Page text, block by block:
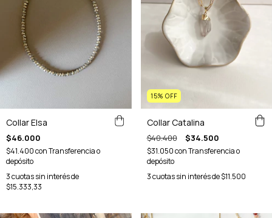
Collar Elsa
$46.000
$41.400conTransferencia o
depósito
3cuotas sin interés de
$15.333,33
15% OFF
Collar Catalina
$40.400 $34.500
$31.050conTransferencia o
depósito
3cuotas sin interés de$11.500